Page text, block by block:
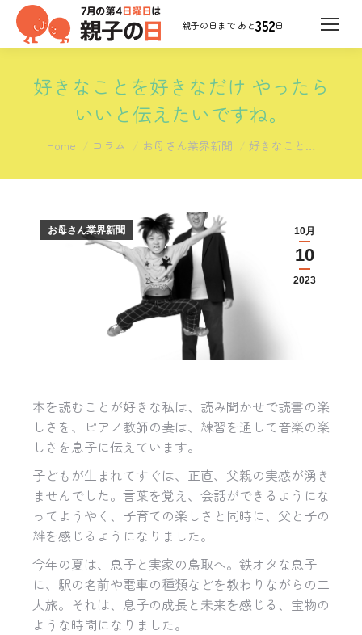
352日
好きなことを好きなだけ やったら
いいと伝えたいですね。
You are here:
Home コラム お母さん業界新聞 好きなこと…
10月
10
2023
お母さん業界新聞
本を読むことが好きな私は、読み聞かせで読書の楽
しさを、ピアノ教師の妻は、練習を通して音楽の楽
しさを息子に伝えています。
子どもが生まれてすぐは、正直、父親の実感が湧き
ませんでした。言葉を覚え、会話ができるようにな
ってようやく、子育ての楽しさと同時に、父と子の
絆を感じるようになりました。
今年の夏は、息子と実家の鳥取へ。鉄オタな息子
に、駅の名前や電車の種類などを教わりながらの二
人旅。それは、息子の成長と未来を感じる、宝物の
ような時間になりました。